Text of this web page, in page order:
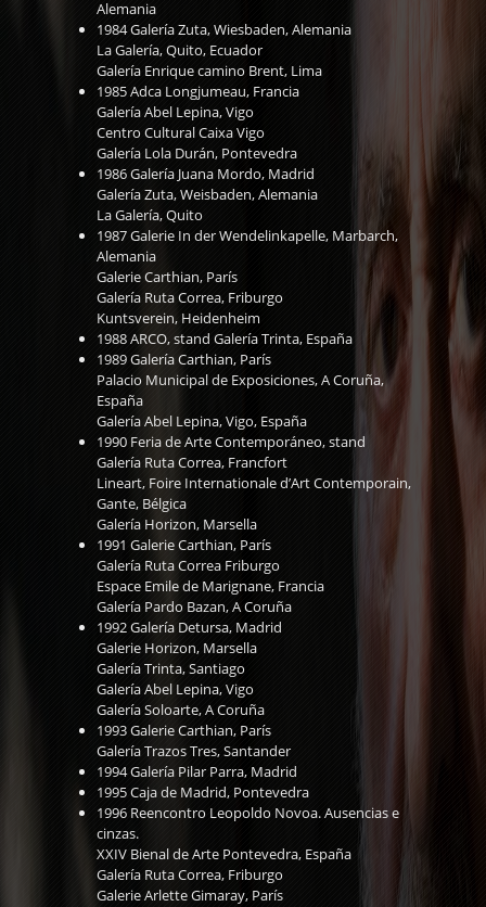
Alemania
1984 Galería Zuta, Wiesbaden, Alemania
La Galería, Quito, Ecuador
Galería Enrique camino Brent, Lima
1985 Adca Longjumeau, Francia
Galería Abel Lepina, Vigo
Centro Cultural Caixa Vigo
Galería Lola Durán, Pontevedra
1986 Galería Juana Mordo, Madrid
Galería Zuta, Weisbaden, Alemania
La Galería, Quito
1987 Galerie In der Wendelinkapelle, Marbarch,
Alemania
Galerie Carthian, París
Galería Ruta Correa, Friburgo
Kuntsverein, Heidenheim
1988 ARCO, stand Galería Trinta, España
1989 Galería Carthian, París
Palacio Municipal de Exposiciones, A Coruña,
España
Galería Abel Lepina, Vigo, España
1990 Feria de Arte Contemporáneo, stand
Galería Ruta Correa, Francfort
Lineart, Foire Internationale d’Art Contemporain,
Gante, Bélgica
Galería Horizon, Marsella
1991 Galerie Carthian, París
Galería Ruta Correa Friburgo
Espace Emile de Marignane, Francia
Galería Pardo Bazan, A Coruña
1992 Galería Detursa, Madrid
Galerie Horizon, Marsella
Galería Trinta, Santiago
Galería Abel Lepina, Vigo
Galería Soloarte, A Coruña
1993 Galerie Carthian, París
Galería Trazos Tres, Santander
1994 Galería Pilar Parra, Madrid
1995 Caja de Madrid, Pontevedra
1996 Reencontro Leopoldo Novoa. Ausencias e
cinzas.
XXIV Bienal de Arte Pontevedra, España
Galería Ruta Correa, Friburgo
Galerie Arlette Gimaray, París